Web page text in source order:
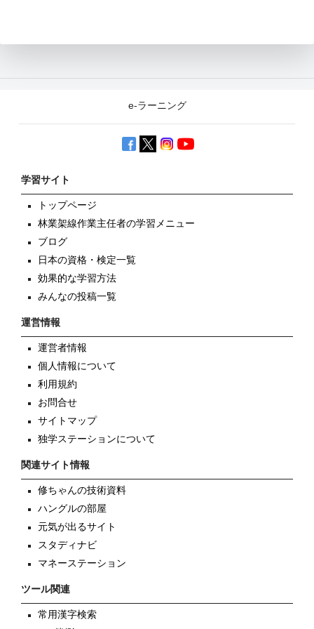
e-ラーニング
学習サイト
トップページ
林業架線作業主任者の学習メニュー
ブログ
日本の資格・検定一覧
効果的な学習方法
みんなの投稿一覧
運営情報
運営者情報
個人情報について
利用規約
お問合せ
サイトマップ
独学ステーションについて
関連サイト情報
修ちゃんの技術資料
ハングルの部屋
元気が出るサイト
スタディナビ
マネーステーション
ツール関連
常用漢字検索